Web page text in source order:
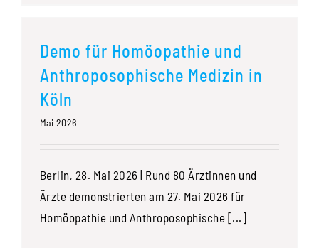
Demo für Homöopathie und
Anthroposophische Medizin in
Köln
Mai 2026
Berlin, 28. Mai 2026 | Rund 80 Ärztinnen und
Ärzte demonstrierten am 27. Mai 2026 für
Homöopathie und Anthroposophische [...]